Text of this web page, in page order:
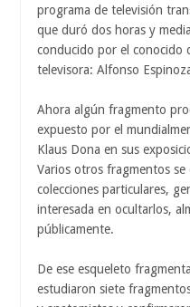
programa de televisión
que duró dos horas y
conducido por el conocido
televisora: Alfonso
Ahora algún fragmento
expuesto por el
Klaus Dona en sus
Varios otros fragmentos
colecciones particulares,
interesada en ocultarlos,
públicamente.
De ese esqueleto
estudiaron siete